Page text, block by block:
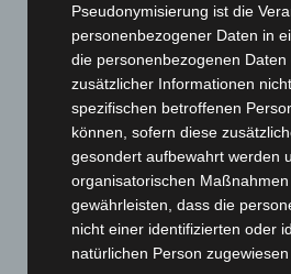
Dezember 2021(204)
November 2021(215)
Oktober 2021 (171)
September 2021(180)
August 2021(154)
Juli 2021 (213)
Juni 2021(198)
Mai 2021(200)
Pseudonymisierung ist die
personenbezogener Daten in
die personenbezogenen
zusätzlicher Informationen
spezifischen betroffenen
können, sofern diese
gesondert aufbewahrt werden
organisatorischen
gewährleisten, dass die
nicht einer identifizierten oder
natürlichen Person zugewiesen